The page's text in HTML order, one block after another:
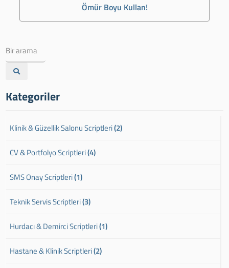
Ömür Boyu Kullan!
Kategoriler
Klinik & Güzellik Salonu Scriptleri(2)
CV & Portfolyo Scriptleri(4)
SMS Onay Scriptleri(1)
Teknik Servis Scriptleri(3)
Hurdacı & Demirci Scriptleri(1)
Hastane & Klinik Scriptleri(2)